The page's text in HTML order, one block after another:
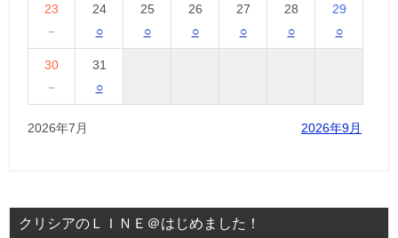
23
－
24
○
25
○
26
○
27
○
28
○
29
○
30
－
31
○
2026年7月 2026年9月
クリシアのＬＩＮＥ＠はじめました！